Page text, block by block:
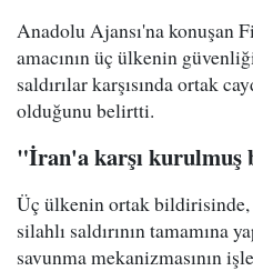
Anadolu Ajansı'na konuşan
amacının üç ülkenin
saldırılar karşısında ortak
olduğunu belirtti.
"İran'a karşı
Üç ülkenin ortak
silahlı saldırının tamamına
savunma mekanizmasının